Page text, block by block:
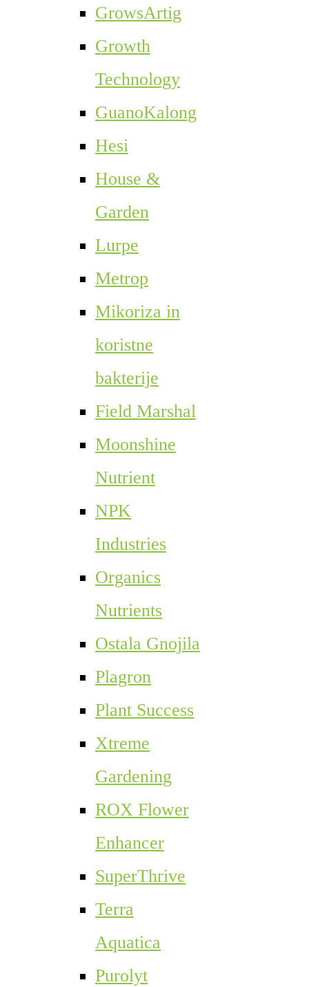
GrowsArtig
Growth
Technology
GuanoKalong
Hesi
House &
Garden
Lurpe
Metrop
Mikoriza in
koristne
bakterije
Field Marshal
Moonshine
Nutrient
NPK
Industries
Organics
Nutrients
Ostala Gnojila
Plagron
Plant Success
Xtreme
Gardening
ROX Flower
Enhancer
SuperThrive
Terra
Aquatica
Purolyt